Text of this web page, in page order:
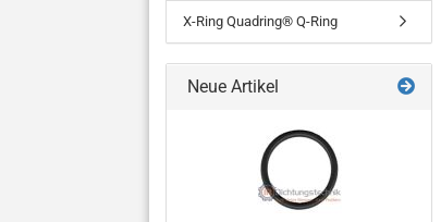
X-Ring Quadring® Q-Ring
Neue Artikel